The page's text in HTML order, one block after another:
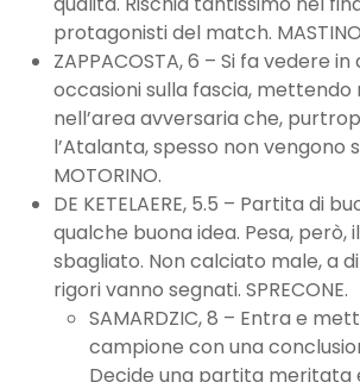
protagonisti del match.
ZAPPACOSTA, 6 – Si fa vedere in
occasioni sulla fascia, mettendo
nell’area avversaria che,
l’Atalanta, spesso non vengono
MOTORINO.
DE KETELAERE, 5.5 – Partita di
qualche buona idea. Pesa, però,
sbagliato. Non calciato male, a
rigori vanno segnati. SPRECONE.
SAMARDZIC, 8 – Entra e
campione con una
Decide una partita meritata